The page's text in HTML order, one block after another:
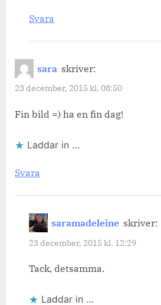
Svara
sara skriver:
23 december, 2015 kl. 08:50
Fin bild =) ha en fin dag!
Laddar in …
Svara
saramadeleine skriver:
23 december, 2015 kl. 12:29
Tack, detsamma.
Laddar in …